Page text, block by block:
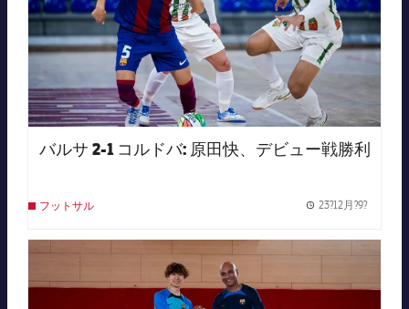
バルサ 2-1 コルドバ: 原田快、デビュー戦勝利
フットサル 23?12月?9?